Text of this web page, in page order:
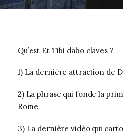
Qu’est Et Tibi dabo claves ?
1) La dernière attraction de
2) La phrase qui fonde la
Rome
3) La dernière vidéo qui